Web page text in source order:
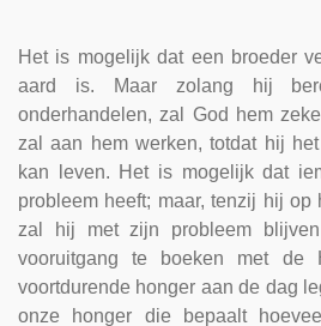
Het is mogelijk dat een broeder
aard is. Maar zolang hij
onderhandelen, zal God hem
zal aan hem werken, totdat hij
kan leven. Het is mogelijk dat
probleem heeft; maar, tenzij hij op
zal hij met zijn probleem
vooruitgang te boeken met de
voortdurende honger aan de dag
onze honger die bepaalt